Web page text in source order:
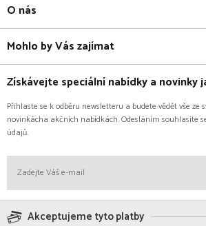
O nás
Mohlo by Vás zajímat
Získávejte speciální nabídky a novinky
Přihlaste se k odběru newsletteru a budete vědět vše ze
novinkácha akčních nabídkách. Odesláním souhlasíte
údajů.
Akceptujeme tyto platby